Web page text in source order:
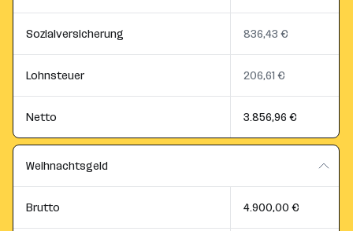
Sozialversicherung 836,43 €
Lohnsteuer 206,61 €
Netto 3.856,96 €
Weihnachtsgeld
Brutto 4.900,00 €